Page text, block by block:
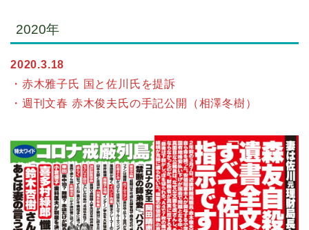
2020年
2020.3.18
・赤木雅子氏 国と佐川氏を提訴
・週刊文春 赤木俊夫氏の手記公開（相澤冬樹）